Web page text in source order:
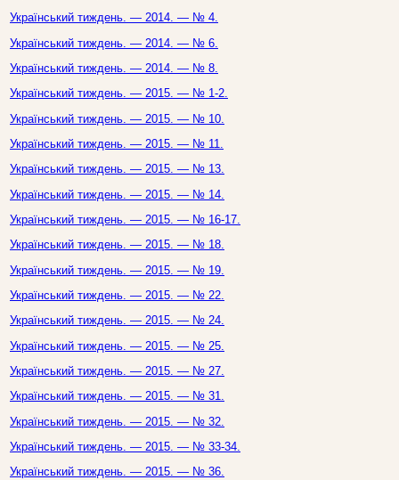
Український тиждень. — 2014. — № 4.
Український тиждень. — 2014. — № 6.
Український тиждень. — 2014. — № 8.
Український тиждень. — 2015. — № 1-2.
Український тиждень. — 2015. — № 10.
Український тиждень. — 2015. — № 11.
Український тиждень. — 2015. — № 13.
Український тиждень. — 2015. — № 14.
Український тиждень. — 2015. — № 16-17.
Український тиждень. — 2015. — № 18.
Український тиждень. — 2015. — № 19.
Український тиждень. — 2015. — № 22.
Український тиждень. — 2015. — № 24.
Український тиждень. — 2015. — № 25.
Український тиждень. — 2015. — № 27.
Український тиждень. — 2015. — № 31.
Український тиждень. — 2015. — № 32.
Український тиждень. — 2015. — № 33-34.
Український тиждень. — 2015. — № 36.